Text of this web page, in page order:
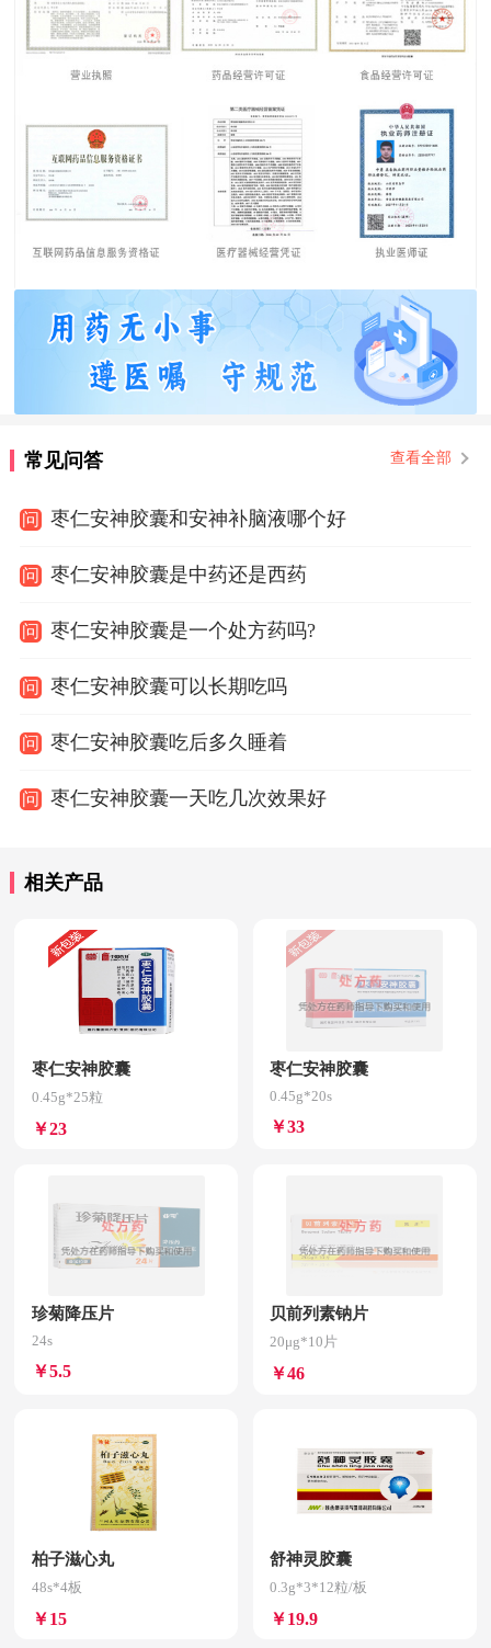
常见问答 查看全部
问 枣仁安神胶囊和安神补脑液哪个好
问 枣仁安神胶囊是中药还是西药
问 枣仁安神胶囊是一个处方药吗?
问 枣仁安神胶囊可以长期吃吗
问 枣仁安神胶囊吃后多久睡着
问 枣仁安神胶囊一天吃几次效果好
相关产品
枣仁安神胶囊
0.45g*25粒
￥23
枣仁安神胶囊
0.45g*20s
￥33
珍菊降压片
24s
￥5.5
贝前列素钠片
20μg*10片
￥46
柏子滋心丸
48s*4板
￥15
舒神灵胶囊
0.3g*3*12粒/板
￥19.9